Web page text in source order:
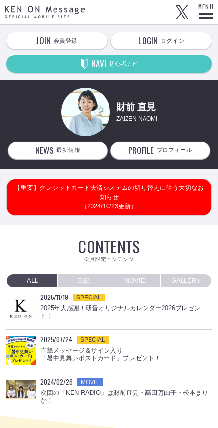
KEN ON Message OFFICIAL MOBILE SITE
MENU
JOIN 会員登録 LOGIN ログイン
NAVI 初心者ナビ
財前 直見
ZAIZEN NAOMI
NEWS 最新情報 PROFILE プロフィール
【重要】クレジットカード決済システムの切り替えに伴う大切なお
知らせ
（2024/10/23更新）
CONTENTS
会員限定コンテンツ
ALL 日記 MOVIE GALLERY
2025/11/19 SPECIAL
2025年大感謝！研音オリジナルカレンダー2026プレゼン
ト！
2025/07/24 SPECIAL
直筆メッセージ＆サイン入り
「暑中見舞いポストカード」プレゼント！
2024/02/26 MOVIE
次回の「KEN RADIO」は財前直見・髙田万由子・松本まり
か！